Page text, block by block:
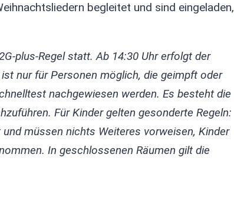
begleitet und sind eingeladen,
plus-Regel statt. Ab 14:30 Uhr erfolgt der
nur für Personen möglich, die geimpft oder
nachgewiesen werden. Es besteht die
Für Kinder gelten gesonderte Regeln:
müssen nichts Weiteres vorweisen, Kinder
In geschlossenen Räumen gilt die